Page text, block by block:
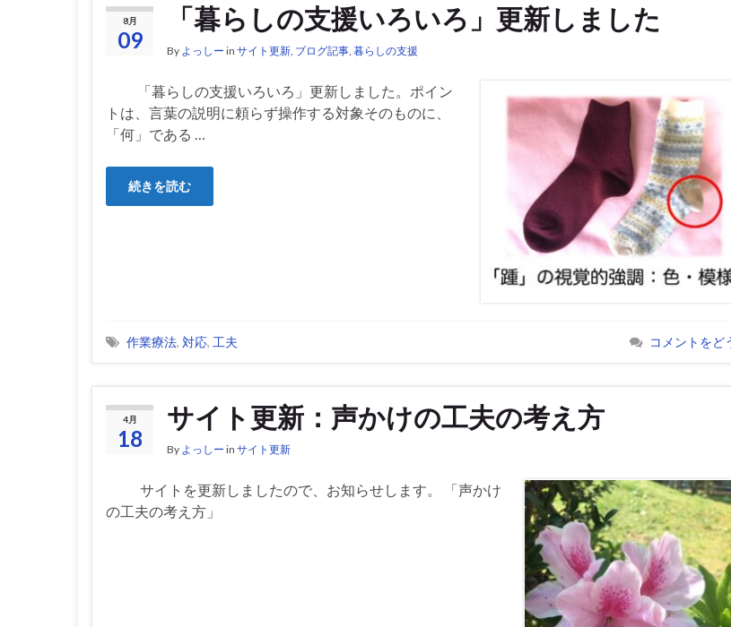
8月
09
「暮らしの支援いろいろ」更新しました
By よっしー in サイト更新 ブログ記事 暮らしの支援
「暮らしの支援いろいろ」更新しました。ポイン
トは、言葉の説明に頼らず操作する対象そのものに、
「何」である …
続きを読む
作業療法, 対応, 工夫 コメントをど
4月
18
サイト更新：声かけの工夫の考え方
By よっしー in サイト更新
サイトを更新しましたので、お知らせします。 「声かけ
の工夫の考え方」